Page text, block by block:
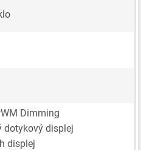
Dimming
dotykový displej
displej